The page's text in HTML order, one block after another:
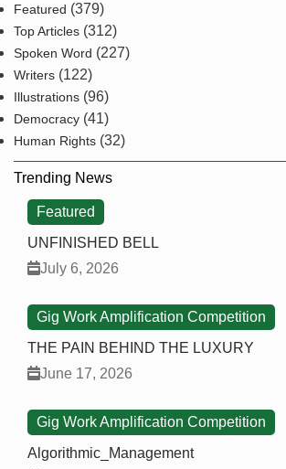
Featured (379)
Top Articles (312)
Spoken Word (227)
Writers (122)
Illustrations (96)
Democracy (41)
Human Rights (32)
Trending News
Featured
UNFINISHED BELL
July 6, 2026
Gig Work Amplification Competition
THE PAIN BEHIND THE LUXURY
June 17, 2026
Gig Work Amplification Competition
Algorithmic_Management